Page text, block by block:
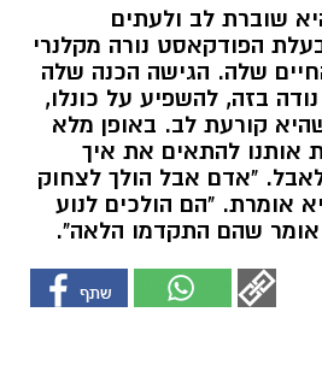
שוברת לב ולעתים
הפודקאסט נורה מקלנרי
שלה. הגישה הכנה שלה
בזה, להשפיע על כונלו,
קורעת לב. באופן מלא
אותנו להתאים את איך
"אדם אבל הולך לצחוק
אומרת. "הם הולכים לנוע
שהם התקדמו הלאה".